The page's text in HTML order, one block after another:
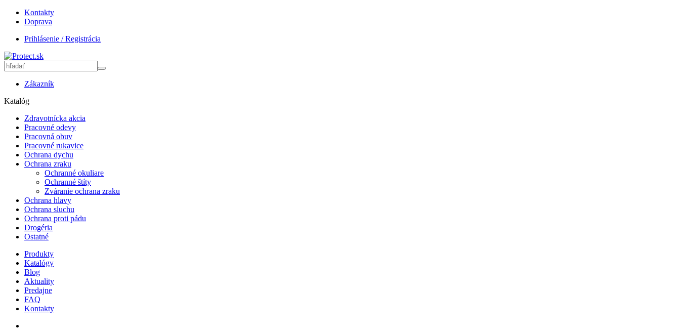
Kontakty
Doprava
Prihlásenie / Registrácia
Zákazník
Katalóg
Zdravotnícka akcia
Pracovné odevy
Pracovná obuv
Pracovné rukavice
Ochrana dychu
Ochrana zraku
Ochranné okuliare
Ochranné štíty
Zváranie ochrana zraku
Ochrana hlavy
Ochrana sluchu
Ochrana proti pádu
Drogéria
Ostatné
Produkty
Katalógy
Blog
Aktuality
Predajne
FAQ
Kontakty